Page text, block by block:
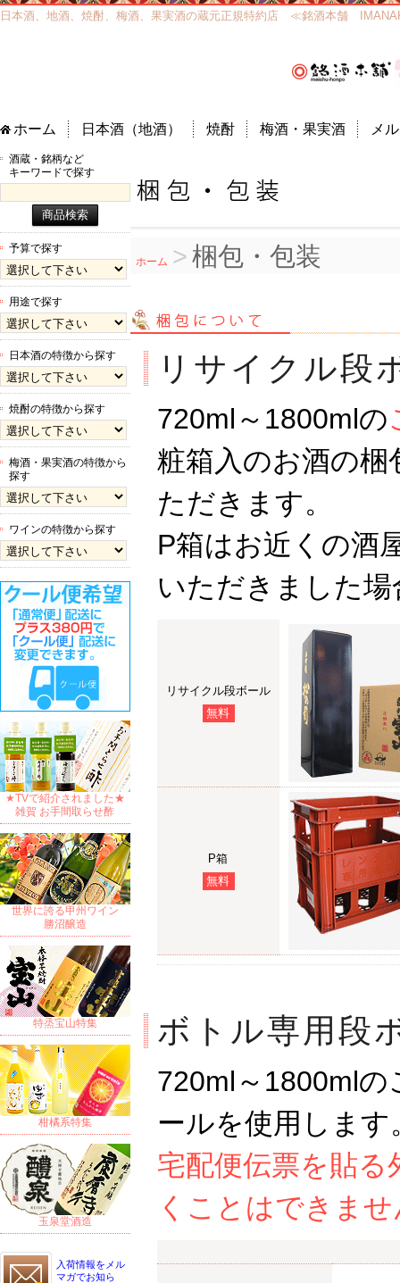
日本酒、地酒、焼酎、梅酒、果実酒の蔵元正規特約店 ≪銘酒本舗
ホーム 日本酒（地酒） 焼酎 梅酒・果実酒 メ
酒蔵・銘柄など
キーワードで探す
予算で探す
用途で探す
日本酒の特徴から探す
焼酎の特徴から探す
梅酒・果実酒の特徴から
探す
ワインの特徴から探す
★TVで紹介されました★
雑賀 お手間取らせ酢
世界に誇る甲州ワイン
勝沼醸造
特烝宝山特集
柑橘系特集
玉泉堂酒造
入荷情報をメル
マガでお知ら
ホーム >梱包・包装
リサイクル段
720ml～1800mlの
粧箱入のお酒の
ただきます。
P箱はお近くの酒
いただきました
リサイクル段ボール
無料
P箱
無料
ボトル専用
720ml～1800ml
ールを使用します
宅配便伝票を貼
くことはできま